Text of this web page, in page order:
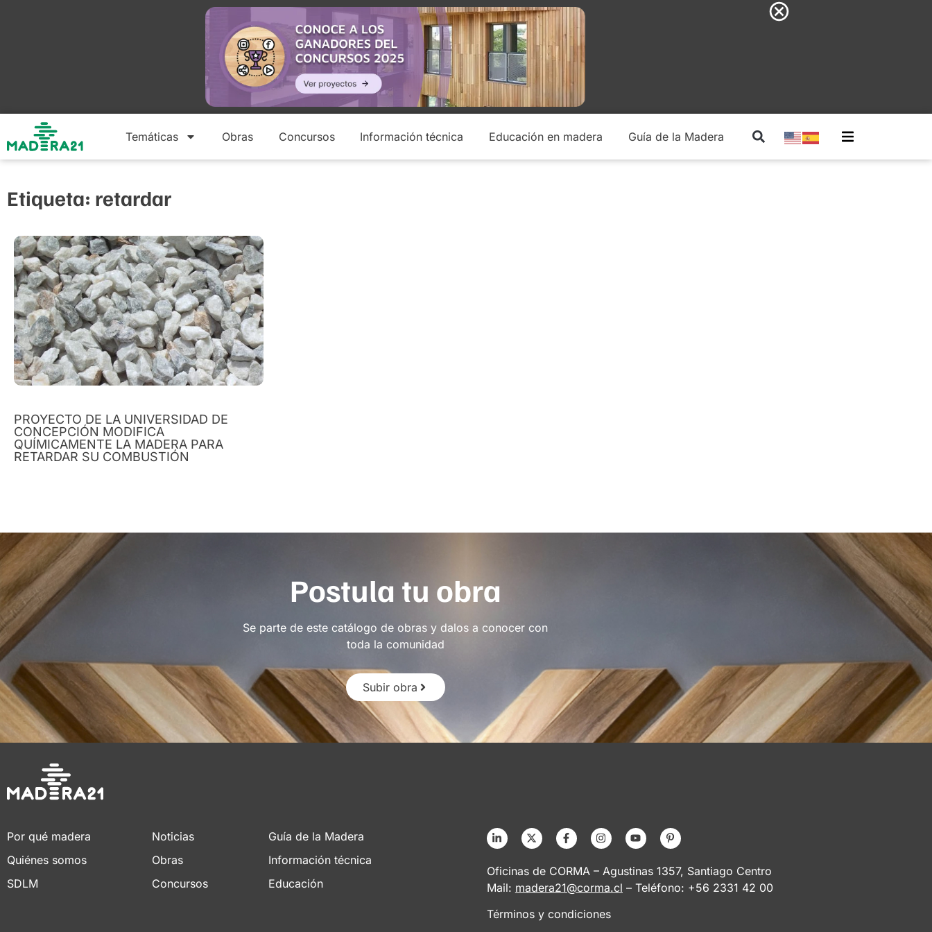
Temáticas Obras Concursos Información técnica Educación en madera Guía de la Madera
Etiqueta: retardar
PROYECTO DE LA UNIVERSIDAD DE
CONCEPCIÓN MODIFICA
QUÍMICAMENTE LA MADERA PARA
RETARDAR SU COMBUSTIÓN
Postula tu obra
Se parte de este catálogo de obras y dalos a conocer con
toda la comunidad
Subir obra
Por qué madera
Quiénes somos
SDLM
Noticias
Obras
Concursos
Guía de la Madera
Información técnica
Educación
Oficinas de CORMA – Agustinas 1357, Santiago Centro
Mail: madera21@corma.cl – Teléfono: +56 2331 42 00
Términos y condiciones